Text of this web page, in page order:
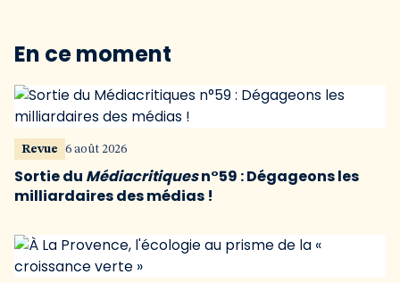
En ce moment
Revue 6 août 2026
Sortie du Médiacritiquesn°59 : Dégageons les
milliardaires des médias !